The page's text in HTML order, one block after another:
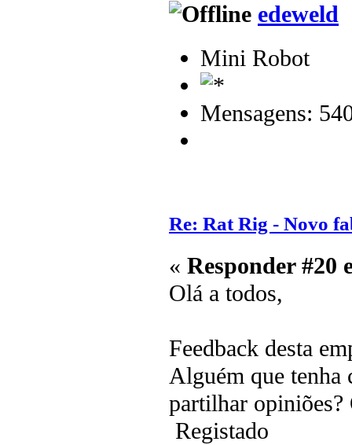
edeweld
Mini Robot
Mensagens:
Re: Rat Rig - Novo
« Responder #20
Olá a todos,
Feedback desta
Alguém que tenha
partilhar opiniões?
Registado